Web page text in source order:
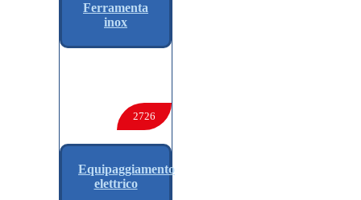
Ferramenta
inox
2726
Equipaggiamento
elettrico